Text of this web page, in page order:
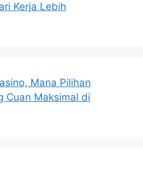
Kerja Lebih
Mana Pilihan
Cuan Maksimal di